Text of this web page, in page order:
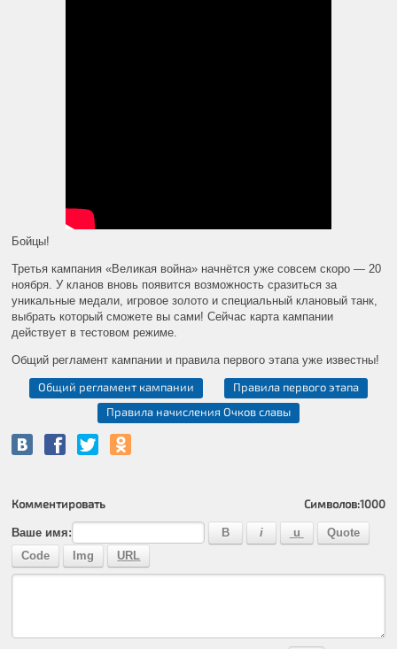
Бойцы!
Третья кампания «Великая война» начнётся уже совсем скоро — 20
ноября. У кланов вновь появится возможность сразиться за
уникальные медали, игровое золото и специальный клановый танк,
выбрать который сможете вы сами! Сейчас карта кампании
действует в тестовом режиме.
Общий регламент кампании и правила первого этапа уже известны!
Общий регламент кампании
Правила первого этапа
Правила начисления Очков славы
Комментировать Символов:1000
Ваше имя: